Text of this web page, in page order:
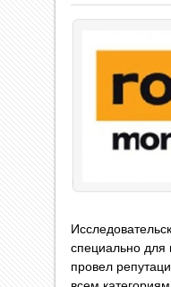
специально
провел